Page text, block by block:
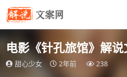
电影《针孔旅馆》解
甜心少女 2年前 238